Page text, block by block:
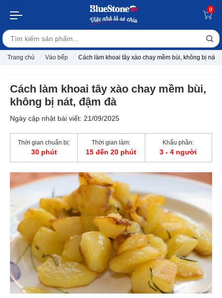
0
Trang chủ Vào bếp Cách làm khoai tây xào chay mềm bùi, không bị nát,
Cách làm khoai tây xào chay mềm bùi,
không bị nát, đậm đà
Ngày cập nhật bài viết: 21/09/2025
Thời gian chuẩn bị:
30 phút
Thời gian làm:
15 đến 20 phút
Khẩu phần:
3 - 4 người